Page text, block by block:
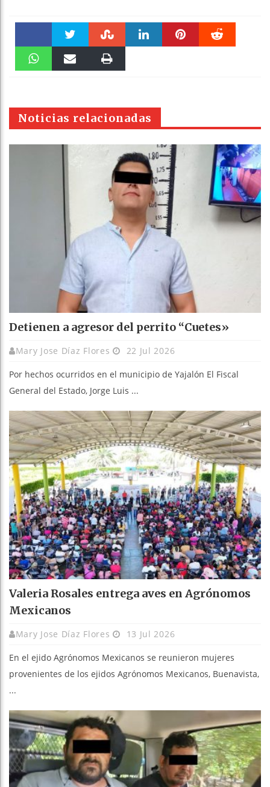
Faceboo Twitter Stumble
pt
Noticias relacionadas
Detienen a agresor del perrito “Cuetes»
Mary Jose Díaz Flores 22 Jul 2026
Por hechos ocurridos en el municipio de Yajalón El Fiscal
General del Estado, Jorge Luis ...
Valeria Rosales entrega aves en Agrónomos
Mexicanos
Mary Jose Díaz Flores 13 Jul 2026
En el ejido Agrónomos Mexicanos se reunieron mujeres
provenientes de los ejidos Agrónomos Mexicanos, Buenavista,
...